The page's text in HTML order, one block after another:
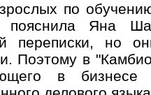
по
пояснила Яна
переписки, но
Поэтому в
в